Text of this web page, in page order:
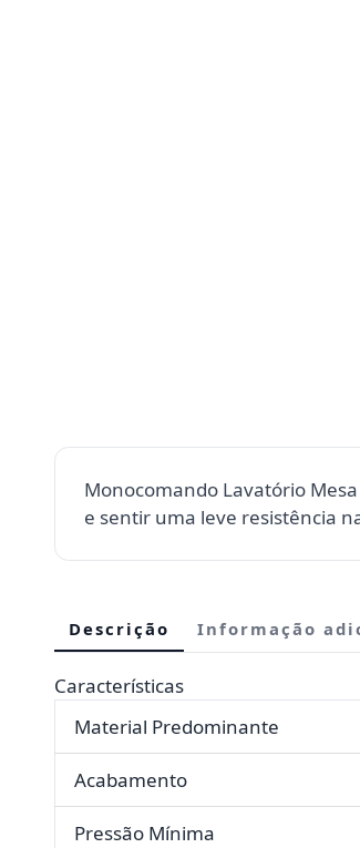
Monocomando Lavatório
e sentir uma leve resistência
Descrição Informação
Características
Material Predominante
Acabamento
Pressão Mínima